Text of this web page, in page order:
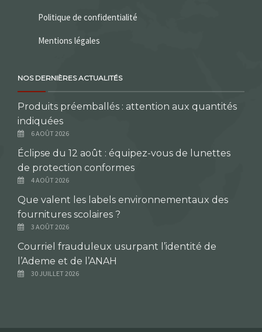
Politique de confidentialité
Mentions légales
NOS DERNIÈRES ACTUALITÉS
Produits préemballés : attention aux quantités
indiquées
6 AOÛT 2026
Éclipse du 12 août : équipez-vous de lunettes
de protection conformes
4 AOÛT 2026
Que valent les labels environnementaux des
fournitures scolaires ?
3 AOÛT 2026
Courriel frauduleux usurpant l’identité de
l’Ademe et de l’ANAH
30 JUILLET 2026